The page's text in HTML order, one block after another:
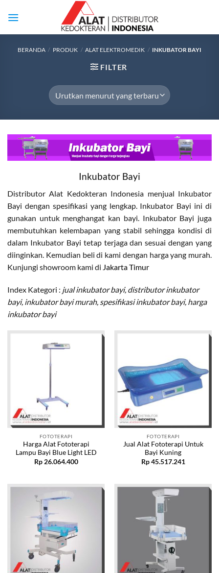
BERANDA / PRODUK / ALAT ELEKTROMEDIK / INKUBATOR BAYI
FILTER
Inkubator Bayi
Distributor Alat Kedokteran Indonesia menjual Inkubator
Bayi dengan spesifikasi yang lengkap. Inkubator Bayi ini di
gunakan untuk menghangat kan bayi. Inkubator Bayi juga
membutuhkan kelembapan yang stabil sehingga kondisi di
dalam Inkubator Bayi tetap terjaga dan sesuai dengan yang
diinginkan. Kemudian beli di kami dengan harga yang murah.
Kunjungi showroom kami di Jakarta Timur
Index Kategori : jual inkubator bayi, distributor inkubator
bayi, inkubator bayi murah, spesifikasi inkubator bayi, harga
inkubator bayi
FOTOTERAPI
Harga Alat Fototerapi
Lampu Bayi Blue Light LED
Rp26.064.400
FOTOTERAPI
Jual Alat Fototerapi Untuk
Bayi Kuning
Rp45.517.241